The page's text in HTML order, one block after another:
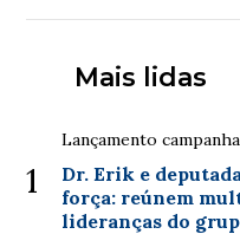
Mais lidas
1
Lançamento campanha
Dr. Erik e
força: reúnem
lideranças do